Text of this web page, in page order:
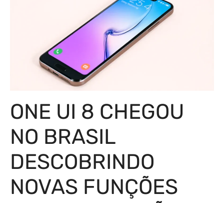
ONE UI 8 CHEGOU
NO BRASIL
DESCOBRINDO
NOVAS FUNÇÕES